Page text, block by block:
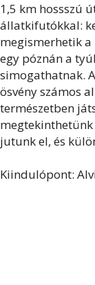
1,5 km hossszú
állatkifutókkal:
megismerhetik a
egy póznán a
simogathatnak.
ösvény számos
természetben
jutunk el, és
Kiindulópont: